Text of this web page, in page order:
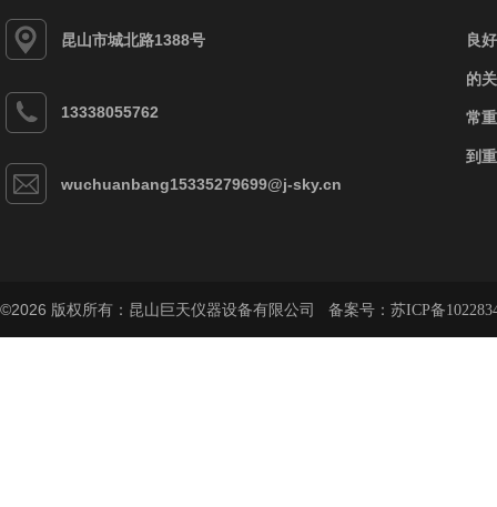
昆山市城北路1388号
13338055762
wuchuanbang15335279699@j-sky.cn
良
的
常
到
©2026 版权所有：昆山巨天仪器设备有限公司 备案号： 苏ICP备